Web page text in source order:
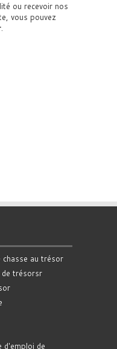
ou recevoir nos
vous pouvez
.
au trésor
de trésorsr
d'emploi de